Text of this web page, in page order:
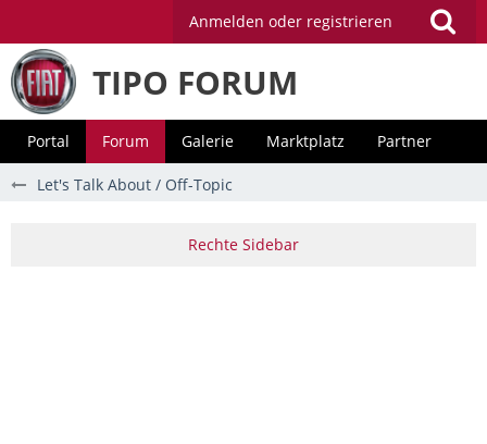
Anmelden oder registrieren
TIPO FORUM
Portal Forum Galerie Marktplatz Partner
Let's Talk About / Off-Topic